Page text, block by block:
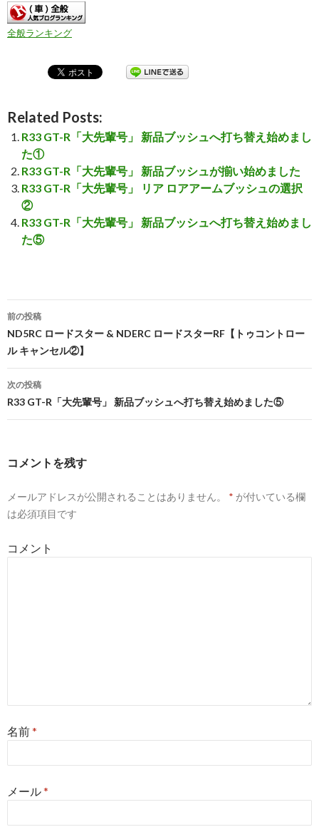
全般ランキング
Related Posts:
R33 GT-R「大先輩号」 新品ブッシュへ打ち替え始めまし
た①
R33 GT-R「大先輩号」 新品ブッシュが揃い始めました
R33 GT-R「大先輩号」 リア ロアアームブッシュの選択
②
R33 GT-R「大先輩号」 新品ブッシュへ打ち替え始めまし
た⑤
投
稿
ナ
ビ
ー
ョ
前の投稿
ND5RC ロードスター & NDERC ロードスターRF【トゥコントロー
ル キャンセル②】
次の投稿
R33 GT-R「大先輩号」 新品ブッシュへ打ち替え始めました⑤
コメントを残す
メールアドレスが公開されることはありません。 * が付いている欄
は必須項目です
コメント
名前*
メール*